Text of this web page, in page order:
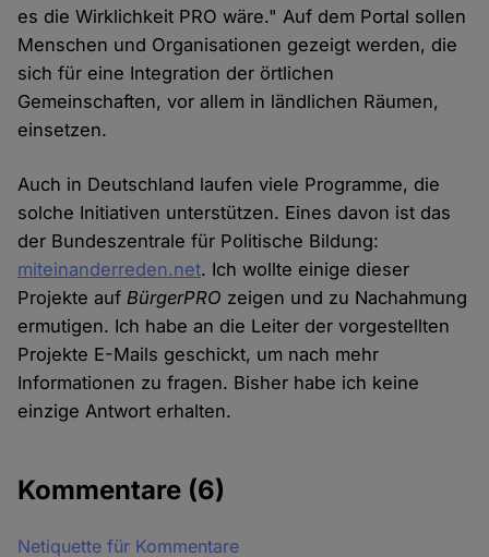
es die Wirklichkeit PRO wäre." Auf dem Portal sollen
Menschen und Organisationen gezeigt werden, die
sich für eine Integration der örtlichen
Gemeinschaften, vor allem in ländlichen Räumen,
einsetzen.
Auch in Deutschland laufen viele Programme, die
solche Initiativen unterstützen. Eines davon ist das
der Bundeszentrale für Politische Bildung:
miteinanderreden.net. Ich wollte einige dieser
Projekte auf BürgerPRO zeigen und zu Nachahmung
ermutigen. Ich habe an die Leiter der vorgestellten
Projekte E-Mails geschickt, um nach mehr
Informationen zu fragen. Bisher habe ich keine
einzige Antwort erhalten.
Kommentare (6)
Netiquette für Kommentare